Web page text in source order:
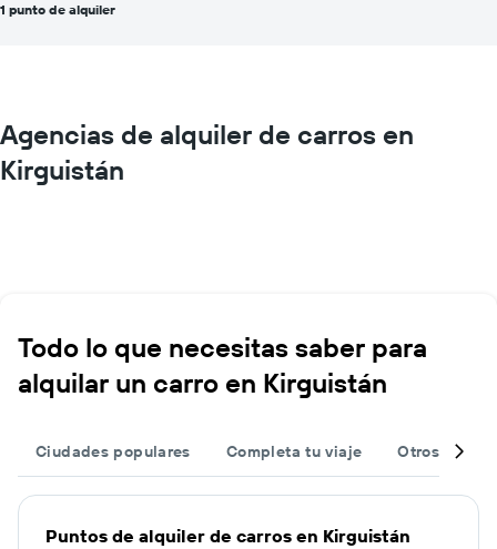
1 punto de alquiler
Agencias de alquiler de carros en
Kirguistán
Todo lo que necesitas saber para
alquilar un carro en Kirguistán
Ciudades populares Completa tu viaje Otros
Puntos de alquiler de carros en Kirguistán